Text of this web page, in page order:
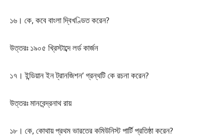
১৬। কে, কবে বাংলা দ্বিখণ্ডিত করেন?
উত্তরঃ ১৯০৫ খ্রিস্টাব্দে লর্ড কার্জন
১৭। ইন্ডিয়ান ইন ট্রানজিশন’ গ্রন্থটি কে রচনা করেন?
উত্তরঃ মানবেন্দ্রনাথ রায়
১৮। কে, কোথায় প্রথম ভারতের কমিউনিস্ট পার্টি প্রতিষ্ঠা করেন?